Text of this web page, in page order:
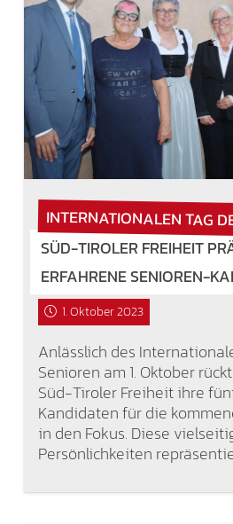
INTERNATIONALEN TAG
SÜD-TIROLER FREIHEIT
ERFAHRENE SENIOREN-
1. Oktober 2023
Anlässlich des
Senioren am 1. Oktober
Süd-Tiroler Freiheit ihre
Kandidaten für die
in den Fokus. Diese
Persönlichkeiten